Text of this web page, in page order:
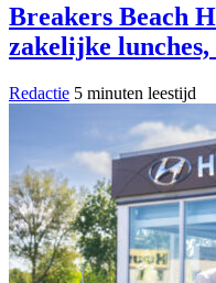
Breakers Beach
zakelijke lunches,
Redactie 5 minuten leestijd